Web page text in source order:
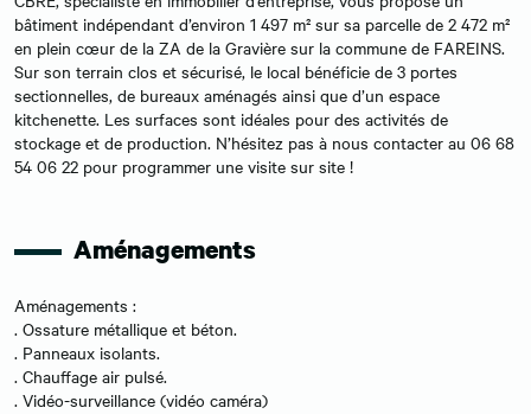
bâtiment indépendant d’environ 1 497 m² sur sa parcelle de 2 472 m²
en plein cœur de la ZA de la Gravière sur la commune de FAREINS.
Sur son terrain clos et sécurisé, le local bénéficie de 3 portes
sectionnelles, de bureaux aménagés ainsi que d’un espace
kitchenette. Les surfaces sont idéales pour des activités de
stockage et de production. N’hésitez pas à nous contacter au 06 68
54 06 22 pour programmer une visite sur site !
Aménagements
Aménagements :
. Ossature métallique et béton.
. Panneaux isolants.
. Chauffage air pulsé.
. Vidéo-surveillance (vidéo caméra)